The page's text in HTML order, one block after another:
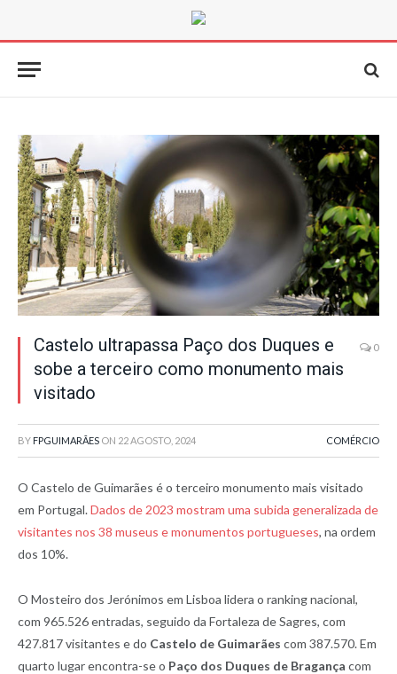
Castelo ultrapassa Paço dos Duques e
sobe a terceiro como monumento mais
visitado
0
BY FPGUIMARÃES ON 22 AGOSTO, 2024 COMÉRCIO
O Castelo de Guimarães é o terceiro monumento mais visitado
em Portugal.Dados de 2023 mostram uma subida generalizada de
visitantes nos 38 museus e monumentos portugueses, na ordem
dos 10%.
O Mosteiro dos Jerónimos em Lisboa lidera o ranking nacional,
com 965.526 entradas, seguido da Fortaleza de Sagres, com
427.817 visitantes e do Castelo de Guimarães com 387.570. Em
quarto lugar encontra-se o Paço dos Duques de Bragança com